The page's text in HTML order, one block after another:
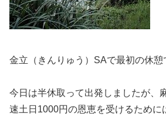
金立（きんりゅう）SAで最初の休憩
今日は半休取って出発しましたが、
速土日1000円の恩恵を受けるために